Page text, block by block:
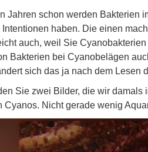
Jahren schon werden Bakterien
haben. Die einen
auch, weil Sie
Bakterien bei Cyanobelägen
sich das ja nach dem Lesen
Sie zwei Bilder, die wir
Cyanos. Nicht gerade wenig